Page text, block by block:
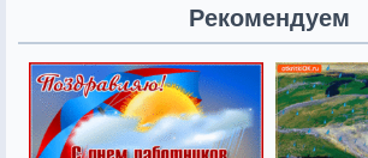
Рекомендуем